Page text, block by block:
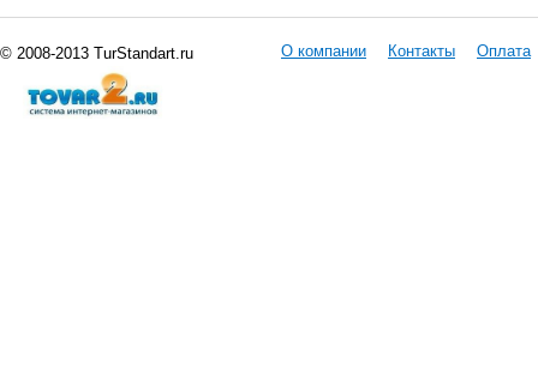
© 2008-2013 TurStandart.ru О компании Контакты Оплата